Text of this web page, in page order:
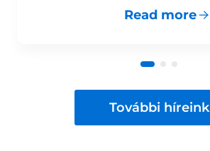
Read more
További híreink